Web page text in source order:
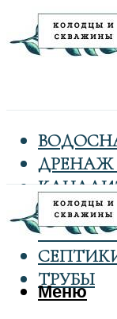
ДРЕНАЖ
ТРУБЫ
Меню